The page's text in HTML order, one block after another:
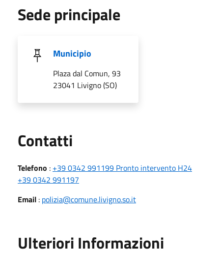
Sede principale
Municipio
Plaza dal Comun, 93
23041 Livigno (SO)
Contatti
Telefono : +39 0342 991199 Pronto intervento H24
+39 0342 991197
Email : polizia@comune.livigno.so.it
Ulteriori Informazioni